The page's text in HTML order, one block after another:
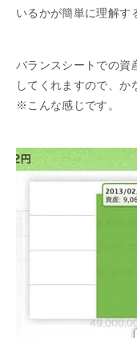
いるかが簡単に理解す
バランスシートでの資
してくれますので、か
※こんな感じです。